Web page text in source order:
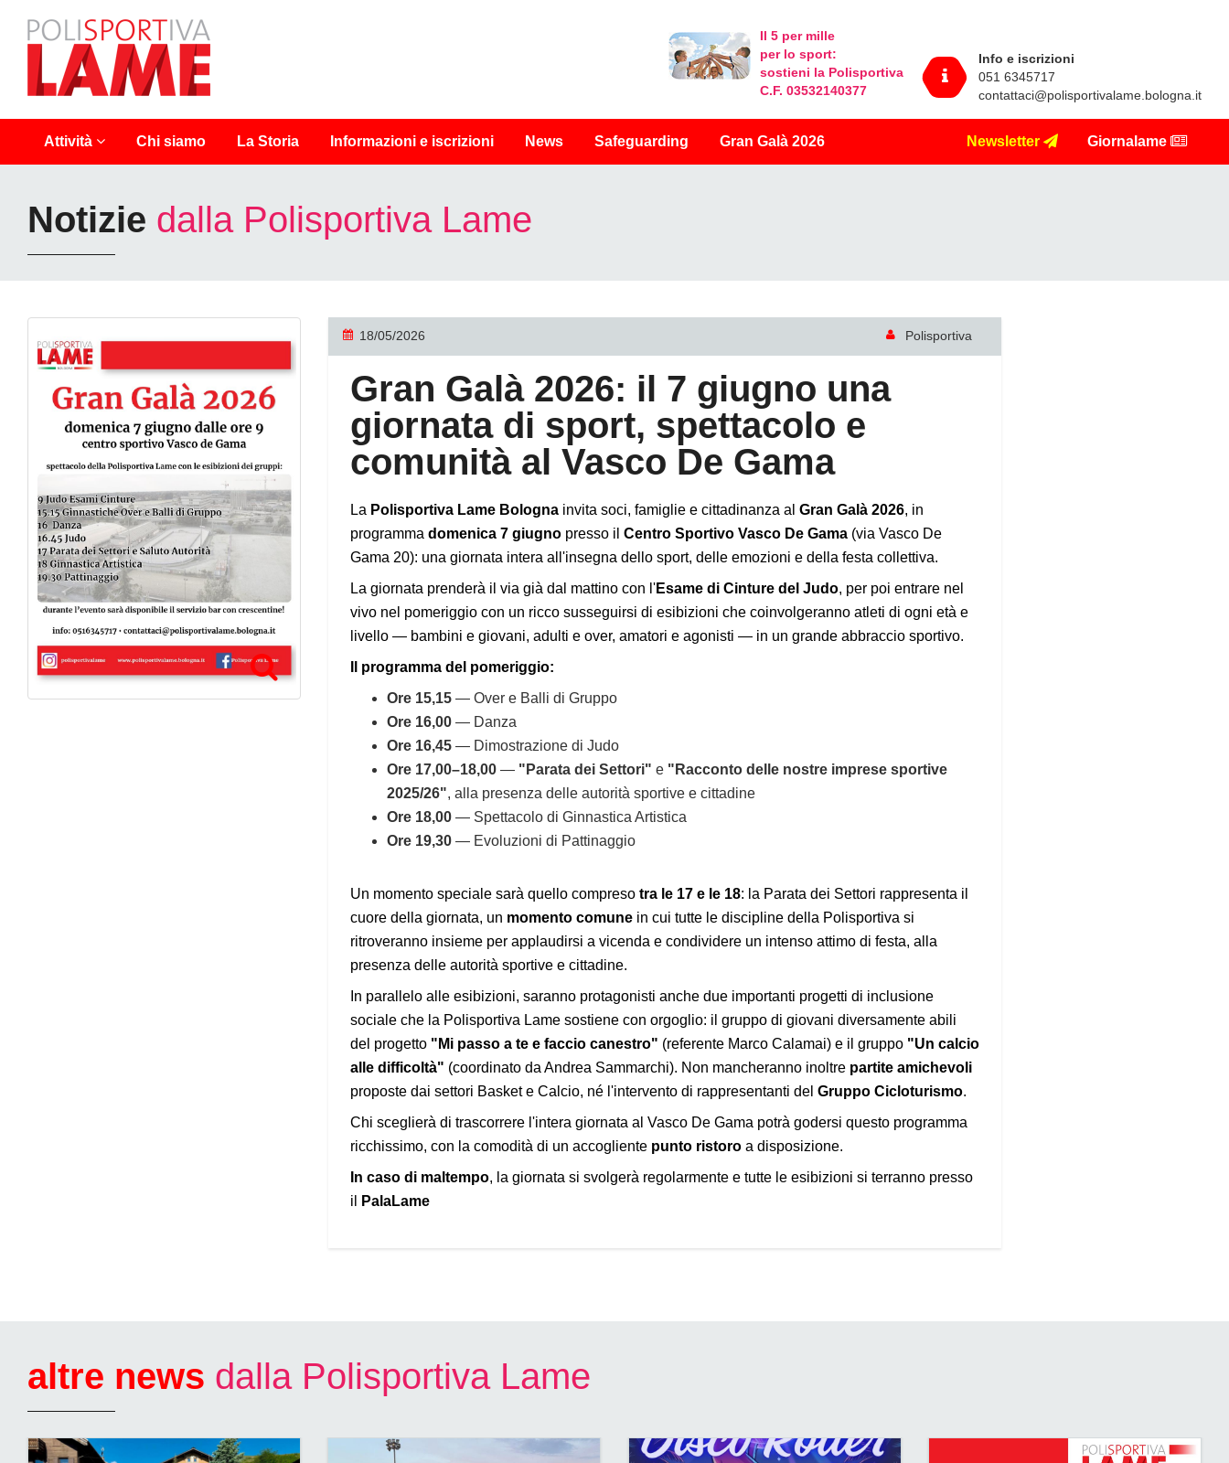
Il 5 per mille
per lo sport:
sostieni la Polisportiva
C.F. 03532140377
Info e iscrizioni
051 6345717
contattaci@polisportivalame.bologna.it
Attività Chi siamo La Storia Informazioni e iscrizioni News Safeguarding Gran Galà 2026 Giornalame
Newsletter
Notizie dalla Polisportiva Lame
18/05/2026 Polisportiva
Gran Galà 2026: il 7 giugno una
giornata di sport, spettacolo e
comunità al Vasco De Gama
La Polisportiva Lame Bolognainvita soci, famiglie e cittadinanza al Gran Galà 2026, in
programma domenica 7 giugnopresso il Centro Sportivo Vasco De Gama(via Vasco De
Gama 20): una giornata intera all'insegna dello sport, delle emozioni e della festa collettiva.
La giornata prenderà il via già dal mattino con l'Esame di Cinture del Judo, per poi entrare nel
vivo nel pomeriggio con un ricco susseguirsi di esibizioni che coinvolgeranno atleti di ogni età e
livello — bambini e giovani, adulti e over, amatori e agonisti — in un grande abbraccio sportivo.
Il programma del pomeriggio:
Ore 15,15— Over e Balli di Gruppo
Ore 16,00— Danza
Ore 16,45— Dimostrazione di Judo
Ore 17,00–18,00— "Parata dei Settori" e "Racconto delle nostre imprese sportive
2025/26", alla presenza delle autorità sportive e cittadine
Ore 18,00— Spettacolo di Ginnastica Artistica
Ore 19,30— Evoluzioni di Pattinaggio
Un momento speciale sarà quello compreso tra le 17 e le 18: la Parata dei Settori rappresenta il
cuore della giornata, un momento comunein cui tutte le discipline della Polisportiva si
ritroveranno insieme per applaudirsi a vicenda e condividere un intenso attimo di festa, alla
presenza delle autorità sportive e cittadine.
In parallelo alle esibizioni, saranno protagonisti anche due importanti progetti di inclusione
sociale che la Polisportiva Lame sostiene con orgoglio: il gruppo di giovani diversamente abili
del progetto "Mi passo a te e faccio canestro" (referente Marco Calamai) e il gruppo "Un calcio
alle difficoltà" (coordinato da Andrea Sammarchi). Non mancheranno inoltre partite amichevoli
proposte dai settori Basket e Calcio, né l'intervento di rappresentanti del Gruppo Cicloturismo.
Chi sceglierà di trascorrere l'intera giornata al Vasco De Gama potrà godersi questo programma
ricchissimo, con la comodità di un accogliente punto ristoroa disposizione.
In caso di maltempo, la giornata si svolgerà regolarmente e tutte le esibizioni si terranno presso
il
PalaLame
altre news dalla Polisportiva Lame